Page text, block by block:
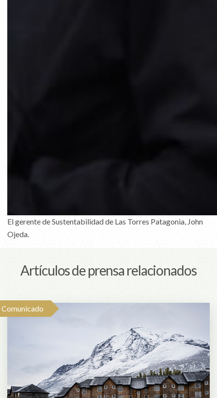
El gerente de Sustentabilidad de Las Torres Patagonia, John
Ojeda.
Artículos de prensa relacionados
Comunicado